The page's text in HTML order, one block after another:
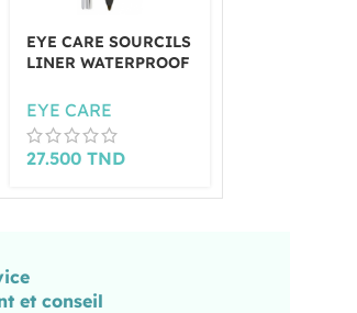
EYE CARE SOURCILS
LINER WATERPROOF
EYE CARE
27.500 TND
et conseil